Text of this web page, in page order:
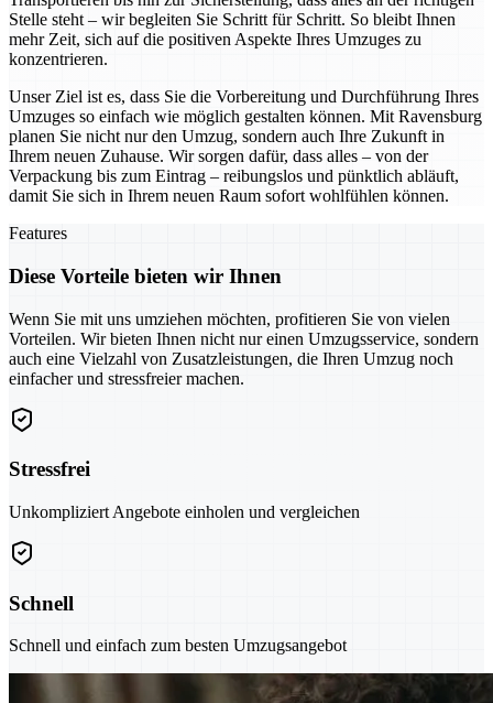
Stelle steht – wir begleiten Sie Schritt für Schritt. So bleibt Ihnen
mehr Zeit, sich auf die positiven Aspekte Ihres Umzuges zu
konzentrieren.
Unser Ziel ist es, dass Sie die Vorbereitung und Durchführung Ihres
Umzuges so einfach wie möglich gestalten können. Mit Ravensburg
planen Sie nicht nur den Umzug, sondern auch Ihre Zukunft in
Ihrem neuen Zuhause. Wir sorgen dafür, dass alles – von der
Verpackung bis zum Eintrag – reibungslos und pünktlich abläuft,
damit Sie sich in Ihrem neuen Raum sofort wohlfühlen können.
Features
Diese Vorteile bieten wir Ihnen
Wenn Sie mit uns umziehen möchten, profitieren Sie von vielen
Vorteilen. Wir bieten Ihnen nicht nur einen Umzugsservice, sondern
auch eine Vielzahl von Zusatzleistungen, die Ihren Umzug noch
einfacher und stressfreier machen.
Stressfrei
Unkompliziert Angebote einholen und vergleichen
Schnell
Schnell und einfach zum besten Umzugsangebot